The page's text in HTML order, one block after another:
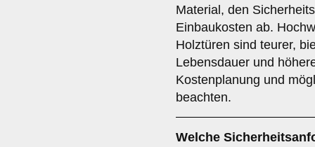
Material, den
Einbaukosten ab.
Holztüren sind teurer,
Lebensdauer und
Kostenplanung und
beachten.
Welche